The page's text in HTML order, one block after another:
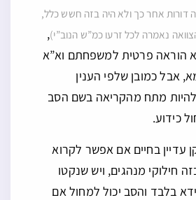
דורות אחר כך ולא היה בזה חשש כלל,
נאמרה לכל זרעו כמ”ש הנוב”י),
הוראה פרטית למשפחתם וא”א
אבל כמובן שלפי הענין
מתח מהקריאה בשם הסב
כידוע.
עדיין בחיים אם אפשר לקרוא
חילוקי מנהגים, ויש שנקטו
בלבד והסב יכול למחול אם